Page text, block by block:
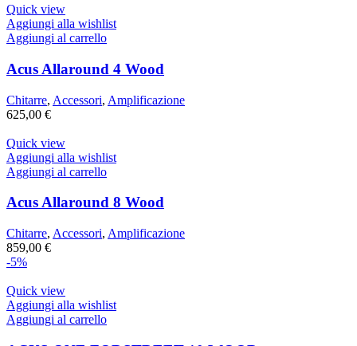
Quick view
Aggiungi alla wishlist
Aggiungi al carrello
Acus Allaround 4 Wood
Chitarre, Accessori, Amplificazione
625,00 €
Quick view
Aggiungi alla wishlist
Aggiungi al carrello
Acus Allaround 8 Wood
Chitarre, Accessori, Amplificazione
859,00 €
-5%
Quick view
Aggiungi alla wishlist
Aggiungi al carrello